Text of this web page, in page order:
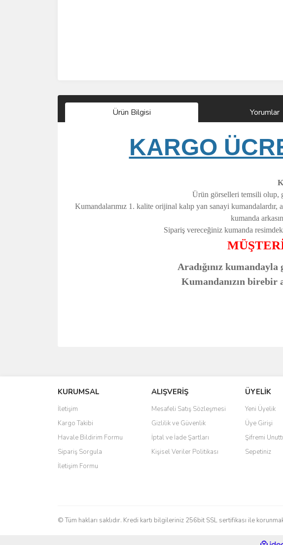
Ürün Bilgisi Yorumlar
KARGO
Ürün görselleri temsili olup,
Kumandalarımız 1. kalite orijinal kalıp yan sanayi
kumanda
Sipariş vereceğiniz kumanda
Aradığınız
Kumandanızın birebir
Ürün resmi kalitesiz, bozuk veya görüntülenemiyor.
Ürün açıklamasında eksik bilgiler bulunuyor.
Ürün bilgilerinde hatalar bulunuyor.
Ürün fiyatı diğer sitelerden daha pahalı.
Bu ürüne benzer farklı alternatifler olmalı.
KURUMSAL
İletişim
Kargo Takibi
Havale Bildirim Formu
Sipariş Sorgula
İletişim Formu
ALIŞVERİŞ
Mesafeli Satış Sözleşmesi
Gizlilik ve Güvenlik
İptal ve İade Şartları
Kişisel Veriler Politikası
ÜYELİK
Yeni Üyelik
Üye Girişi
Şifremi
Sepetiniz
© Tüm hakları saklıdır. Kredi kartı bilgileriniz 256bit SSL sertifikası ile